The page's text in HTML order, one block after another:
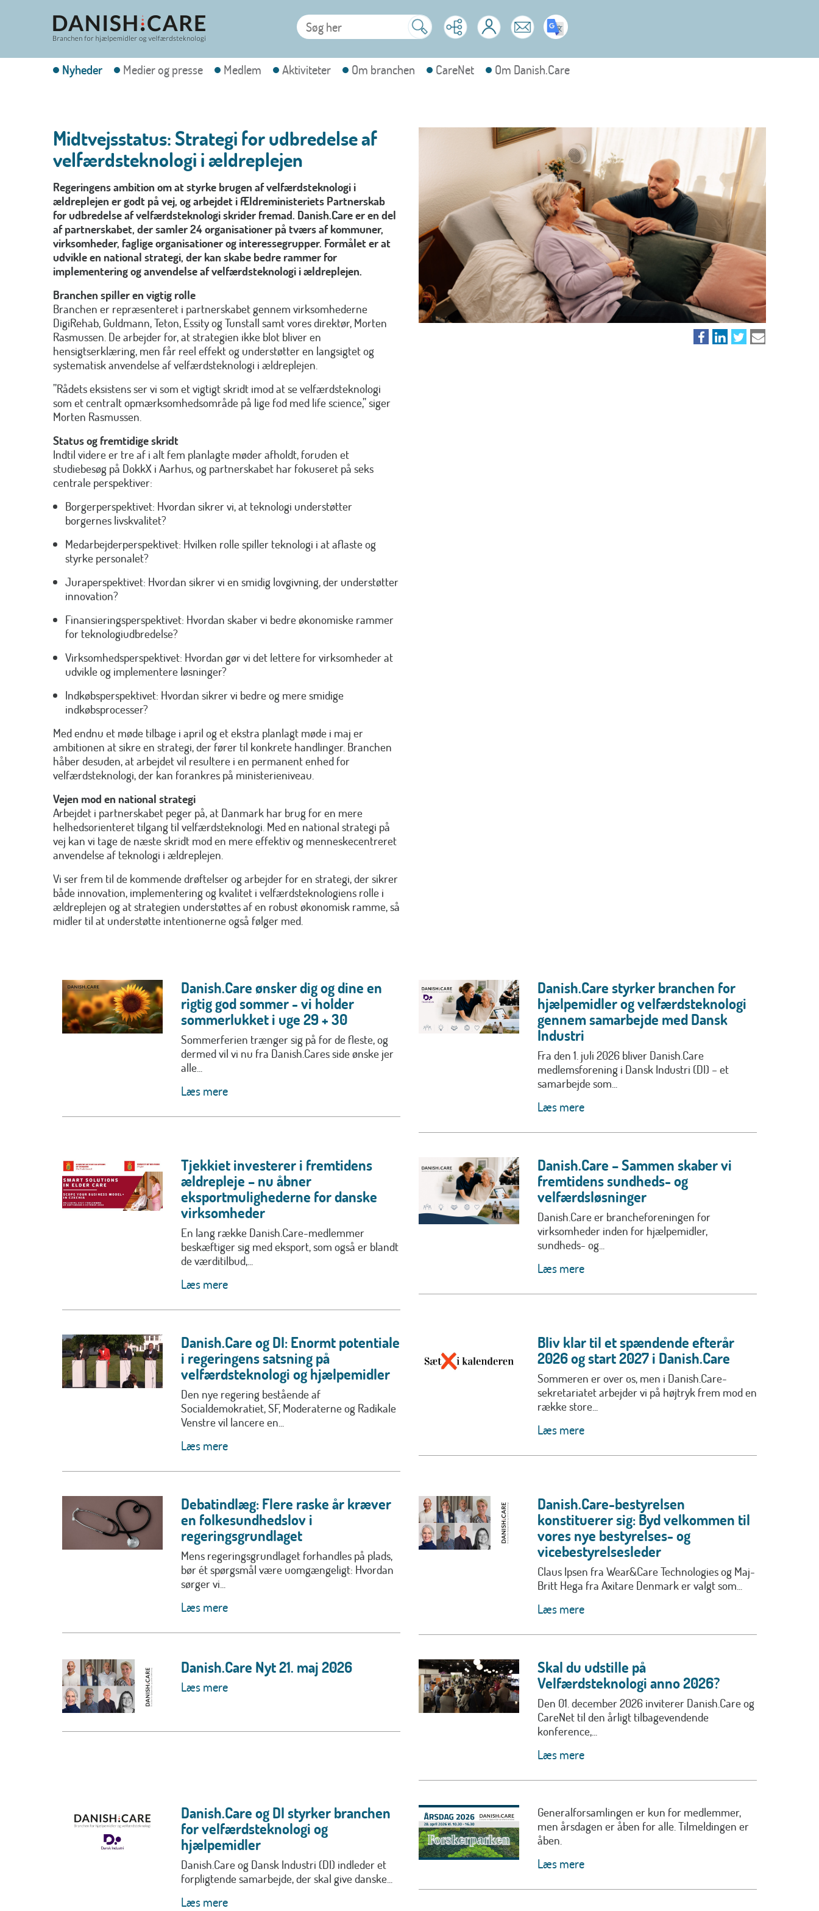
Nyheder Medier og presse Medlem Aktiviteter Om branchen CareNet Om Danish.Care
Midtvejsstatus: Strategi for udbredelse af
velfærdsteknologi i ældreplejen
Regeringens ambition om at styrke brugen af velfærdsteknologi i
ældreplejen er godt på vej, og arbejdet i Ældreministeriets Partnerskab
for udbredelse af velfærdsteknologi skrider fremad. Danish.Care er en del
af partnerskabet, der samler 24 organisationer på tværs af kommuner,
virksomheder, faglige organisationer og interessegrupper. Formålet er at
udvikle en national strategi, der kan skabe bedre rammer for
implementering og anvendelse af velfærdsteknologi i ældreplejen.
Branchen spiller en vigtig rolle
Branchen er repræsenteret i partnerskabet gennem virksomhederne
DigiRehab, Guldmann, Teton, Essity og Tunstall samt vores direktør, Morten
Rasmussen. De arbejder for, at strategien ikke blot bliver en
hensigtserklæring, men får reel effekt og understøtter en langsigtet og
systematisk anvendelse af velfærdsteknologi i ældreplejen.
”Rådets eksistens ser vi som et vigtigt skridt imod at se velfærdsteknologi
som et centralt opmærksomhedsområde på lige fod med life science,” siger
Morten Rasmussen.
Status og fremtidige skridt
Indtil videre er tre af i alt fem planlagte møder afholdt, foruden et
studiebesøg på DokkX i Aarhus, og partnerskabet har fokuseret på seks
centrale perspektiver:
Borgerperspektivet: Hvordan sikrer vi, at teknologi understøtter
borgernes livskvalitet?
Medarbejderperspektivet: Hvilken rolle spiller teknologi i at aflaste og
styrke personalet?
Juraperspektivet: Hvordan sikrer vi en smidig lovgivning, der understøtter
innovation?
Finansieringsperspektivet: Hvordan skaber vi bedre økonomiske rammer
for teknologiudbredelse?
Virksomhedsperspektivet: Hvordan gør vi det lettere for virksomheder at
udvikle og implementere løsninger?
Indkøbsperspektivet: Hvordan sikrer vi bedre og mere smidige
indkøbsprocesser?
Med endnu et møde tilbage i april og et ekstra planlagt møde i maj er
ambitionen at sikre en strategi, der fører til konkrete handlinger. Branchen
håber desuden, at arbejdet vil resultere i en permanent enhed for
velfærdsteknologi, der kan forankres på ministerieniveau.
Vejen mod en national strategi
Arbejdet i partnerskabet peger på, at Danmark har brug for en mere
helhedsorienteret tilgang til velfærdsteknologi. Med en national strategi på
vej kan vi tage de næste skridt mod en mere effektiv og menneskecentreret
anvendelse af teknologi i ældreplejen.
Vi ser frem til de kommende drøftelser og arbejder for en strategi, der sikrer
både innovation, implementering og kvalitet i velfærdsteknologiens rolle i
ældreplejen og at strategien understøttes af en robust økonomisk ramme, så
midler til at understøtte intentionerne også følger med.
Danish.Care ønsker dig og dine en
rigtig god sommer - vi holder
sommerlukket i uge 29 + 30
Sommerferien trænger sig på for de fleste, og
dermed vil vi nu fra Danish.Cares side ønske jer
alle...
Læs mere
Danish.Care styrker branchen for
hjælpemidler og velfærdsteknologi
gennem samarbejde med Dansk
Industri
Fra den 1. juli 2026 bliver Danish.Care
medlemsforening i Dansk Industri (DI) – et
samarbejde som...
Læs mere
Tjekkiet investerer i fremtidens
ældrepleje – nu åbner
eksportmulighederne for danske
virksomheder
En lang række Danish.Care-medlemmer
beskæftiger sig med eksport, som også er blandt
de værditilbud,...
Læs mere
Danish.Care – Sammen skaber vi
fremtidens sundheds- og
velfærdsløsninger
Danish.Care er brancheforeningen for
virksomheder inden for hjælpemidler,
sundheds- og...
Læs mere
Danish.Care og DI: Enormt potentiale
i regeringens satsning på
velfærdsteknologi og hjælpemidler
Den nye regering bestående af
Socialdemokratiet, SF, Moderaterne og Radikale
Venstre vil lancere en...
Læs mere
Bliv klar til et spændende efterår
2026 og start 2027 i Danish.Care
Sommeren er over os, men i Danish.Care-
sekretariatet arbejder vi på højtryk frem mod en
række store...
Læs mere
Debatindlæg: Flere raske år kræver
en folkesundhedslov i
regeringsgrundlaget
Mens regeringsgrundlaget forhandles på plads,
bør ét spørgsmål være uomgængeligt: Hvordan
sørger vi...
Læs mere
Danish.Care-bestyrelsen
konstituerer sig: Byd velkommen til
vores nye bestyrelses- og
vicebestyrelsesleder
Claus Ipsen fra Wear&Care Technologies og Maj-
Britt Hega fra Axitare Denmark er valgt som...
Læs mere
Danish.Care Nyt 21. maj 2026
Læs mere
Skal du udstille på
Velfærdsteknologi anno 2026?
Den 01. december 2026 inviterer Danish.Care og
CareNet til den årligt tilbagevendende
konference,...
Læs mere
Danish.Care og DI styrker branchen
for velfærdsteknologi og
hjælpemidler
Danish.Care og Dansk Industri (DI) indleder et
forpligtende samarbejde, der skal give danske...
Læs mere
Generalforsamlingen er kun for medlemmer,
men årsdagen er åben for alle. Tilmeldingen er
åben.
Læs mere